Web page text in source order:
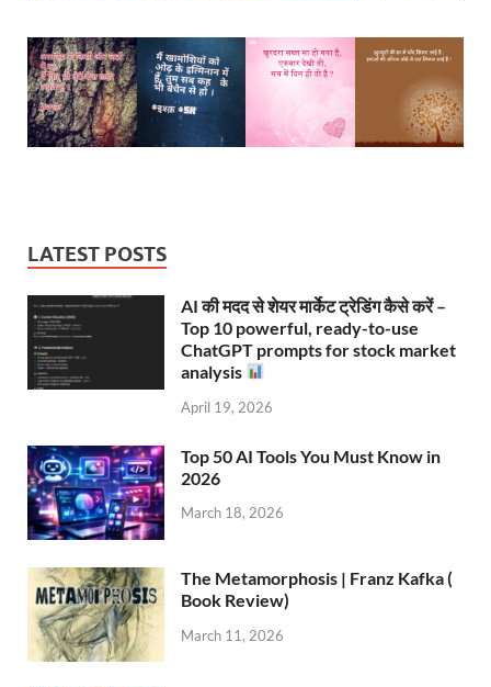
LATEST POSTS
AI की मदद से शेयर मार्केट ट्रेडिंग कैसे करें –
Top 10 powerful, ready-to-use
ChatGPT prompts for stock market
analysis
April 19, 2026
Top 50 AI Tools You Must Know in
2026
March 18, 2026
The Metamorphosis | Franz Kafka (
Book Review)
March 11, 2026